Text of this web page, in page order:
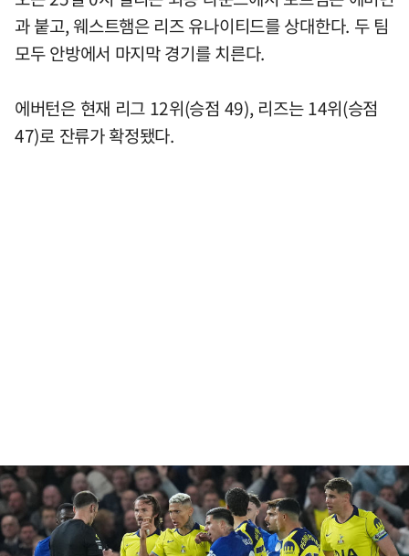
과 붙고, 웨스트햄은 리즈 유나이티드를 상대한다. 두 팀
모두 안방에서 마지막 경기를 치른다.
에버턴은 현재 리그 12위(승점 49), 리즈는 14위(승점
47)로 잔류가 확정됐다.